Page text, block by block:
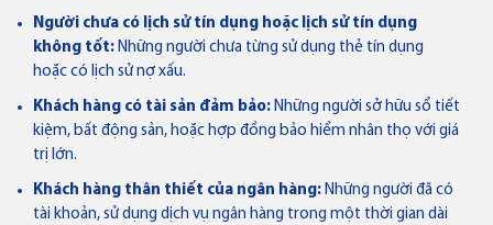
Người chưa có lịch sử tín dụng hoặc lịch sử tín dụng
không tốt: Những người chưa từng sử dụng thẻ tín dụng
hoặc có lịch sử nợ xấu.
Khách hàng có tài sản đảm bảo: Những người sở hữu sổ tiết
kiệm, bất động sản, hoặc hợp đồng bảo hiểm nhân thọ với giá
trị lớn.
Khách hàng thân thiết của ngân hàng: Những người đã có
tài khoản, sử dụng dịch vụ ngân hàng trong một thời gian dài